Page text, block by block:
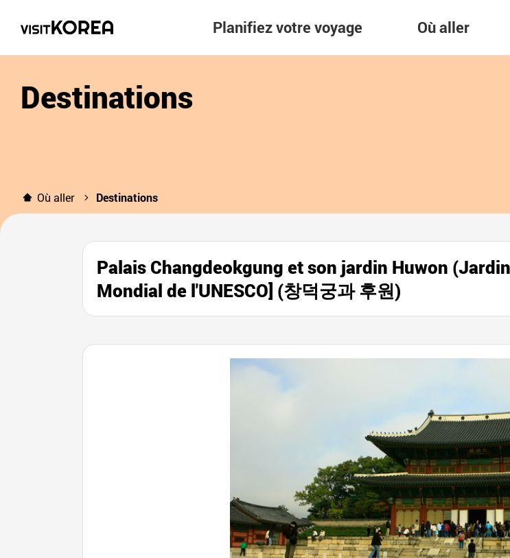
Planifiez votre voyage Où aller
Destinations
Où aller Destinations
Palais Changdeokgung et son jardin Huwon
Mondial de l'UNESCO] (창덕궁과 후원)